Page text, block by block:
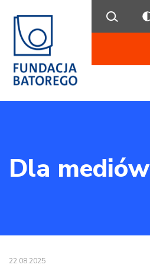
Dla mediów
22.08.2025